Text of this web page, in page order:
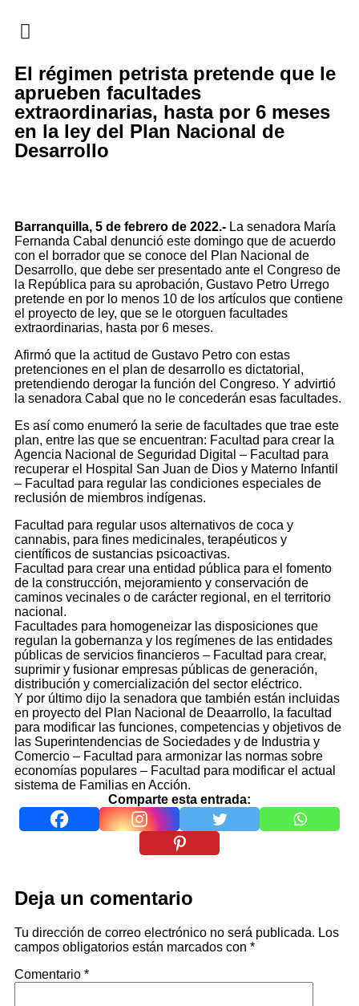
El régimen petrista pretende que le
aprueben facultades
extraordinarias, hasta por 6 meses
en la ley del Plan Nacional de
Desarrollo
Barranquilla, 5 de febrero de 2022.- La senadora María
Fernanda Cabal denunció este domingo que de acuerdo
con el borrador que se conoce del Plan Nacional de
Desarrollo, que debe ser presentado ante el Congreso de
la República para su aprobación, Gustavo Petro Urrego
pretende en por lo menos 10 de los artículos que contiene
el proyecto de ley, que se le otorguen facultades
extraordinarias, hasta por 6 meses.
Afirmó que la actitud de Gustavo Petro con estas
pretenciones en el plan de desarrollo es dictatorial,
pretendiendo derogar la función del Congreso. Y advirtió
la senadora Cabal que no le concederán esas facultades.
Es así como enumeró la serie de facultades que trae este
plan, entre las que se encuentran: Facultad para crear la
Agencia Nacional de Seguridad Digital – Facultad para
recuperar el Hospital San Juan de Dios y Materno Infantil
– Facultad para regular las condiciones especiales de
reclusión de miembros indígenas.
Facultad para regular usos alternativos de coca y
cannabis, para fines medicinales, terapéuticos y
científicos de sustancias psicoactivas.
Facultad para crear una entidad pública para el fomento
de la construcción, mejoramiento y conservación de
caminos vecinales o de carácter regional, en el territorio
nacional.
Facultades para homogeneizar las disposiciones que
regulan la gobernanza y los regímenes de las entidades
públicas de servicios financieros – Facultad para crear,
suprimir y fusionar empresas públicas de generación,
distribución y comercialización del sector eléctrico.
Y por último dijo la senadora que también están incluidas
en proyecto del Plan Nacional de Deaarrollo, la facultad
para modificar las funciones, competencias y objetivos de
las Superintendencias de Sociedades y de Industria y
Comercio – Facultad para armonizar las normas sobre
economías populares – Facultad para modificar el actual
sistema de Familias en Acción.
Comparte esta entrada:
Deja un comentario
Tu dirección de correo electrónico no será publicada. Los
campos obligatorios están marcados con *
Comentario *